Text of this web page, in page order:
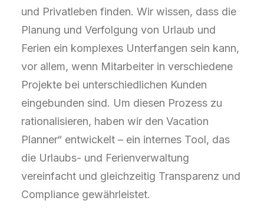
und Privatleben finden. Wir wissen, dass die
Planung und Verfolgung von Urlaub und
Ferien ein komplexes Unterfangen sein kann,
vor allem, wenn Mitarbeiter in verschiedene
Projekte bei unterschiedlichen Kunden
eingebunden sind. Um diesen Prozess zu
rationalisieren, haben wir den Vacation
Planner“ entwickelt – ein internes Tool, das
die Urlaubs- und Ferienverwaltung
vereinfacht und gleichzeitig Transparenz und
Compliance gewährleistet.